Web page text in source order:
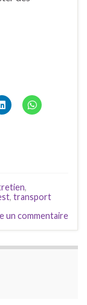
,
, transport
un commentaire